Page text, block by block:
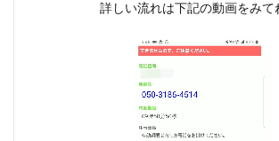
詳しい流れは下記の動画をみて